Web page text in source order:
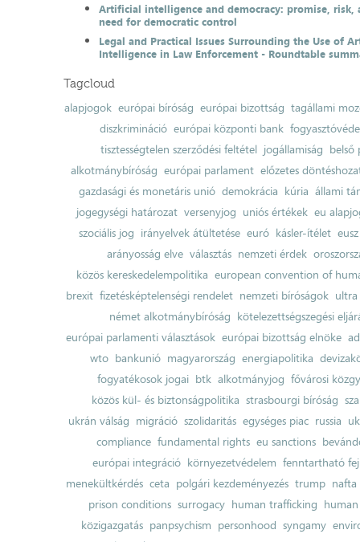
Artificial intelligence and democracy: promise, risk,
need for democratic control
Legal and Practical Issues Surrounding the Use of
Intelligence in Law Enforcement - Roundtable
Tagcloud
alapjogok európai bíróság európai bizottság tagállami
diszkrimináció európai központi bank
tisztességtelen szerződési feltétel jogállamiság belső
alkotmánybíróság európai parlament előzetes
gazdasági és monetáris unió demokrácia kúria állami
jogegységi határozat versenyjog uniós értékek eu
szociális jog irányelvek átültetése euró kásler-ítélet
arányosság elve választás nemzeti érdek
közös kereskedelempolitika european convention of
brexit fizetésképtelenségi rendelet nemzeti bíróságok ultra
német alkotmánybíróság kötelezettségszegési
európai parlamenti választások európai bizottság elnöke
wto bankunió magyarország energiapolitika
fogyatékosok jogai btk alkotmányjog fővárosi
közös kül- és biztonságpolitika strasbourgi bíróság
ukrán válság migráció szolidaritás egységes piac russia
compliance fundamental rights eu sanctions
európai integráció környezetvédelem fenntartható
menekültkérdés ceta polgári kezdeményezés trump nafta
prison conditions surrogacy human trafficking
közigazgatás panpsychism personhood syngamy